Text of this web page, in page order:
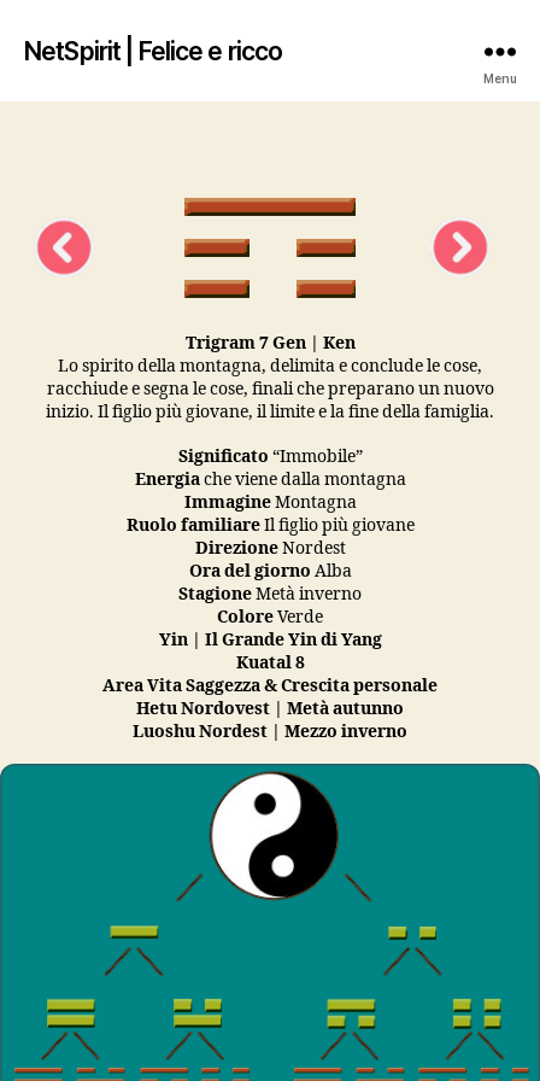
NetSpirit | Felice e ricco
Menu
Trigram 7 Gen | Ken
Lo spirito della montagna, delimita e conclude le cose,
racchiude e segna le cose, finali che preparano un nuovo
inizio. Il figlio più giovane, il limite e la fine della famiglia.
Significato “Immobile”
Energiache viene dalla montagna
ImmagineMontagna
Ruolo familiareIl figlio più giovane
DirezioneNordest
Ora del giorno Alba
StagioneMetà inverno
ColoreVerde
Yin | Il Grande Yin di Yang
Kuatal8
Area VitaSaggezza & Crescita personale
HetuNordovest | Metà autunno
LuoshuNordest | Mezzo inverno